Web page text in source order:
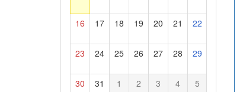
16 17 18 19 20 21 22
23 24 25 26 27 28 29
30 31 1 2 3 4 5